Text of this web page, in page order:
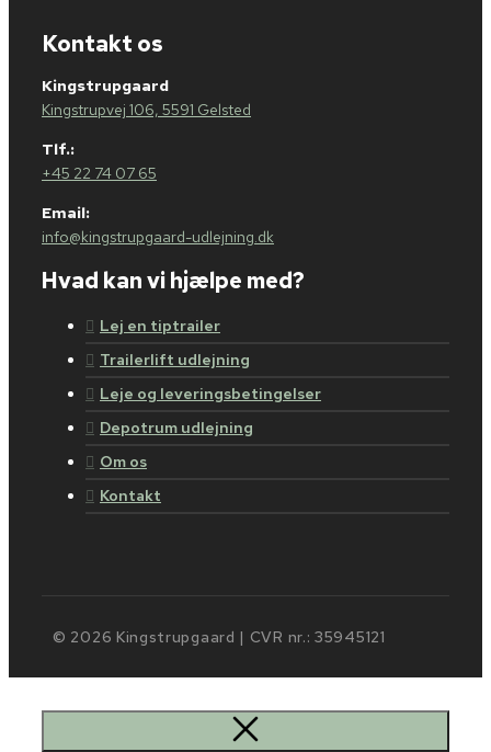
Kontakt os
Kingstrupgaard
Kingstrupvej 106, 5591 Gelsted
Tlf.:
+45 22 74 07 65
Email:
info@kingstrupgaard-udlejning.dk
Hvad kan vi hjælpe med?
Lej en tiptrailer
Trailerlift udlejning
Leje og leveringsbetingelser
Depotrum udlejning
Om os
Kontakt
© 2026 Kingstrupgaard | CVR nr.: 35945121